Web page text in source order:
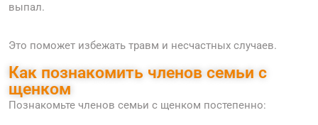
выпал.
Это поможет избежать травм и несчастных случаев.
Как познакомить членов семьи с
щенком
Познакомьте членов семьи с щенком постепенно: